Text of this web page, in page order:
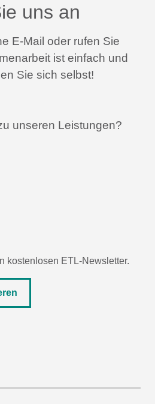
uns an
E-Mail oder rufen Sie
ist einfach und
Sie sich selbst!
unseren Leistungen?
kostenlosen ETL-Newsletter.